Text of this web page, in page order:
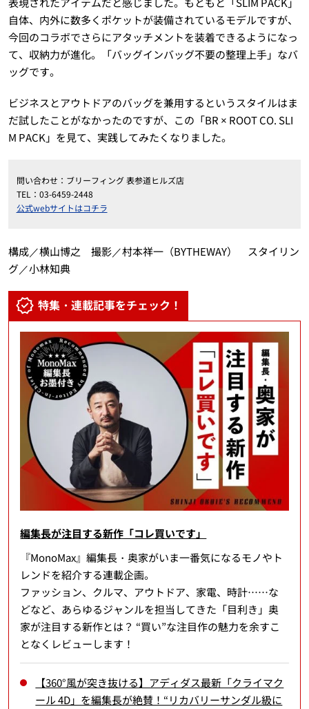
自体、内外に数多くポケットが装備されているモデルですが、
今回のコラボでさらにアタッチメントを装着できるようになっ
て、収納力が進化。「バッグインバッグ不要の整理上手」なバ
ッグです。
ビジネスとアウトドアのバッグを兼用するというスタイルはま
だ試したことがなかったのですが、この「BR × ROOT CO. SLI
M PACK」を見て、実践してみたくなりました。
問い合わせ：ブリーフィング 表参道ヒルズ店
TEL：03-6459-2448
公式webサイトはコチラ
構成／横山博之 撮影／村本祥一（BYTHEWAY） スタイリン
グ／小林知典
特集・連載記事をチェック！
編集長が注目する新作「コレ買いです」
『MonoMax』編集長・奥家がいま一番気になるモノやト
レンドを紹介する連載企画。
ファッション、クルマ、アウトドア、家電、時計……な
どなど、あらゆるジャンルを担当してきた「目利き」奥
家が注目する新作とは？ “買い”な注目作の魅力を余すこ
となくレビューします！
【360°風が突き抜ける】アディダス最新「クライマク
ール 4D」を編集長が絶賛！“リカバリーサンダル級に